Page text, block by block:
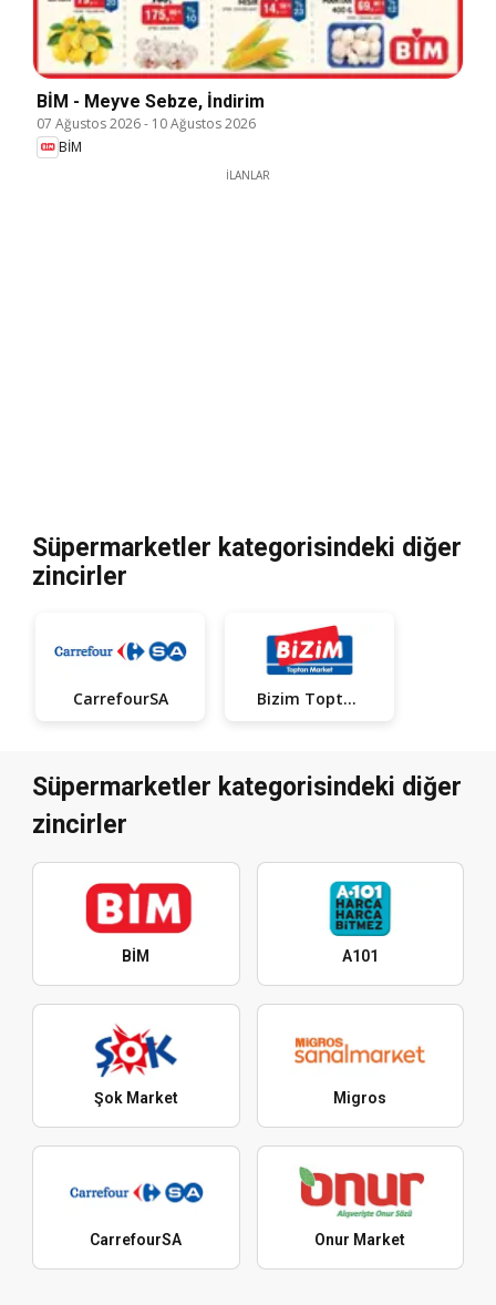
BİM - Meyve Sebze, İndirim
07 Ağustos 2026- 10 Ağustos 2026
BİM
İLANLAR
Süpermarketler kategorisindeki diğer
zincirler
CarrefourSA Bizim Toptan
Süpermarketler kategorisindeki diğer
zincirler
BİM A101
Şok Market Migros
CarrefourSA Onur Market